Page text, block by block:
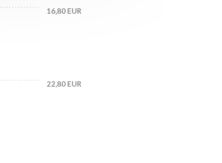
16,80 EUR
22,80 EUR